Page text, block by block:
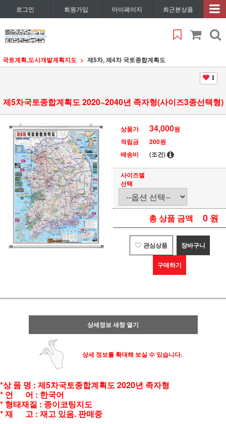
로그인 회원가입 마이페이지 최근본상품
국토계획,도시개발계획지도 제5차, 제4차 국토종합계획도
1
제5차국토종합계획도 2020~2040년 족자형(사이즈3종선택형)
상품가 34,000원
적립금
200원
배송비
(조건)
사이즈별
선택
총 상품 금액 0 원
관심상품 장바구니
구매하기
상세정보 새창 열기
상세 정보를 확대해 보실 수 있습니다.
*상 품 명 : 제5차국토종합계획도 2020년 족자형
* 언 어 : 한국어
* 형태재질 : 종이코팅지도
* 재 고 : 재고 있음. 판매중